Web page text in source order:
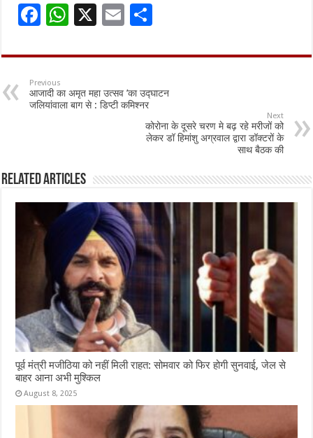
F
e
b
o
W
at
p
X
E
ai ar
Previous
आजादी का अमृत महा उत्सव ’का उद्घाटन
जलियांवाला बाग से : डिप्टी कमिश्नर
Next
कोरोना के दूसरे चरण मे बढ़ रहे मरीजों को
लेकर डॉ हिमांशु अग्रवाल द्वारा डॉक्टरों के
साथ बैठक की
Related Articles
पूर्व मंत्री मजीठिया को नहीं मिली राहत: सोमवार को फिर होगी सुनवाई, जेल से
बाहर आना अभी मुश्किल
August 8, 2025